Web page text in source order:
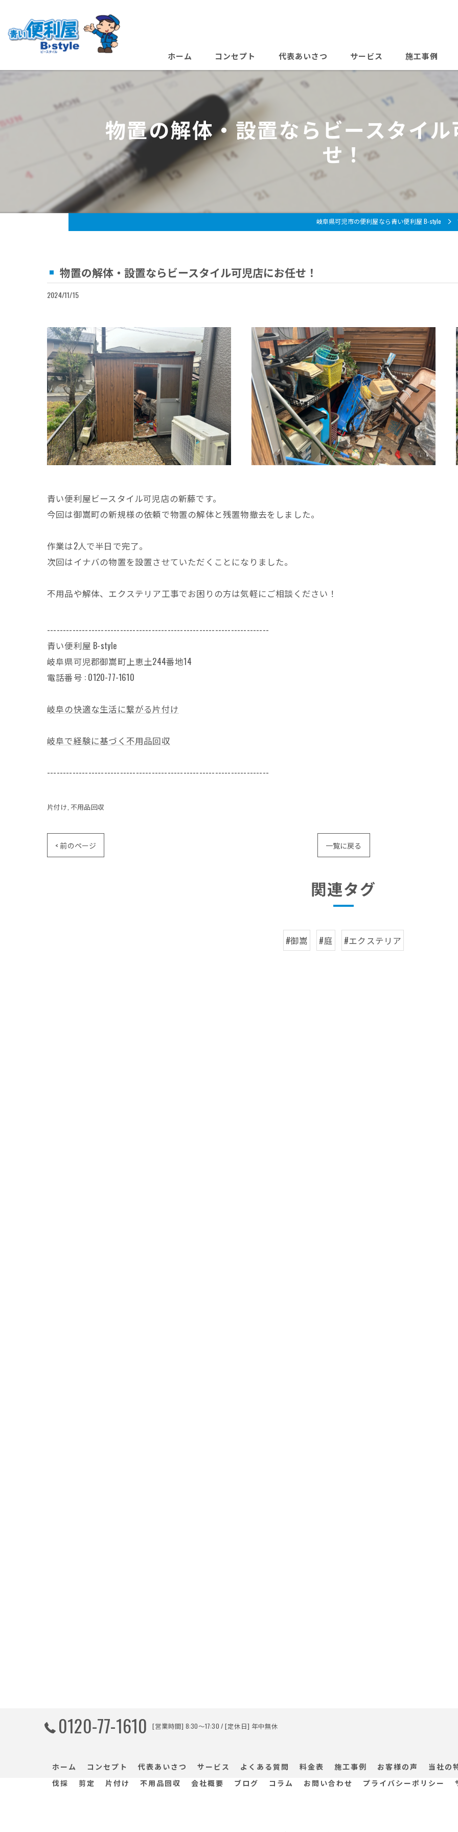
ホーム コンセプト 代表あいさつ サービス 施工事例
物置の解体・設置ならビースタイ
せ！
岐阜県可児市の便利屋なら青い便利屋 B-style
物置の解体・設置ならビースタイル可児店にお任せ！
2024/11/15
青い便利屋ビースタイル可児店の新藤です。
今回は御嵩町の新規様の依頼で物置の解体と残置物撤去をしました。
作業は2人で半日で完了。
次回はイナバの物置を設置させていただくことになりました。
不用品や解体、エクステリア工事でお困りの方は気軽にご相談ください！
----------------------------------------------------------------------
青い便利屋 B-style
岐阜県可児郡御嵩町上恵土244番地14
電話番号 : 0120-77-1610
岐阜の快適な生活に繋がる片付け
岐阜で経験に基づく不用品回収
----------------------------------------------------------------------
片付け 不用品回収
< 前のページ 一覧に戻る
関連タグ
#御嵩 #庭 #エクステリア
0120-77-1610 [営業時間] 8:30～17:30 / [定休日] 年中無休
ホーム コンセプト 代表あいさつ サービス よくある質問 料金表 施工事例 お客様の声 当社の
伐採
剪定 片付け 不用品回収 会社概要 ブログ コラム お問い合わせ プライバシーポリシー